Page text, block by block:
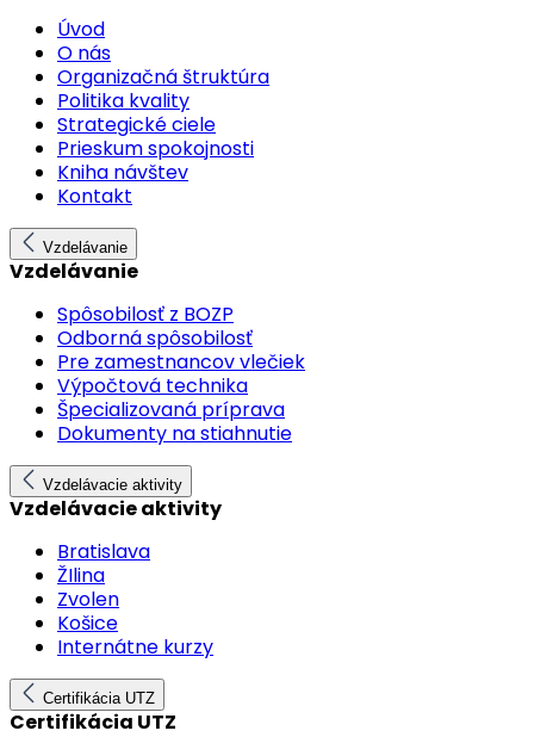
Úvod
O nás
Organizačná štruktúra
Politika kvality
Strategické ciele
Prieskum spokojnosti
Kniha návštev
Kontakt
Vzdelávanie
Vzdelávanie
Spôsobilosť z BOZP
Odborná spôsobilosť
Pre zamestnancov vlečiek
Výpočtová technika
Špecializovaná príprava
Dokumenty na stiahnutie
Vzdelávacie aktivity
Vzdelávacie aktivity
Bratislava
ŽIlina
Zvolen
Košice
Internátne kurzy
Certifikácia UTZ
Certifikácia UTZ